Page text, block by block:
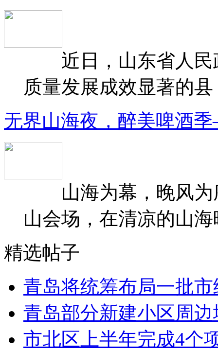
近日，山东省人民
质量发展成效显著的
无界山海夜，醉美啤酒
山海为幕，晚风为
山会场，在清凉的山
精选帖子
青岛将统筹布局一批市
青岛部分新建小区周
市北区上半年完成4个